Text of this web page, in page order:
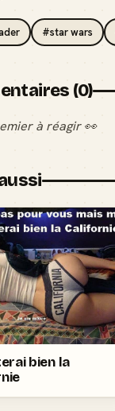
#star wars
(0)
à réagir 👀
bien la